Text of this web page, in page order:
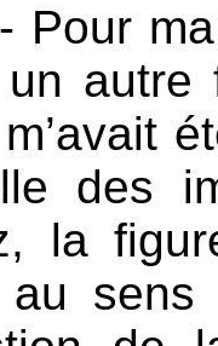
Pour
autre
des
la
au